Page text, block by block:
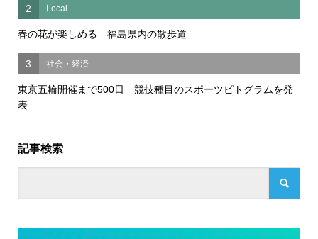
2 Local
春の花が楽しめる 福島県内の散歩道
3 社会・経済
東京五輪開催まで500日 競技種目のスポーツピトグラムを発
表
記事検索